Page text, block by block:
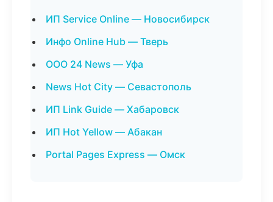
ИП Service Online — Новосибирск
Инфо Online Hub — Тверь
ООО 24 News — Уфа
News Hot City — Севастополь
ИП Link Guide — Хабаровск
ИП Hot Yellow — Абакан
Portal Pages Express — Омск